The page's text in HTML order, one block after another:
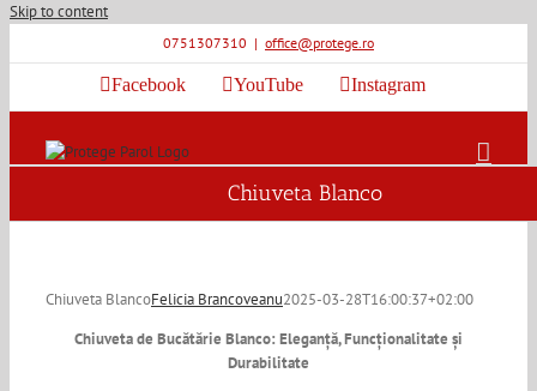
Skip to content
0751307310 | office@protege.ro
Facebook YouTube Instagram
Chiuveta Blanco
Chiuveta BlancoFelicia Brancoveanu2025-03-28T16:00:37+02:00
Chiuveta de Bucătărie Blanco: Eleganță, Funcționalitate și
Durabilitate